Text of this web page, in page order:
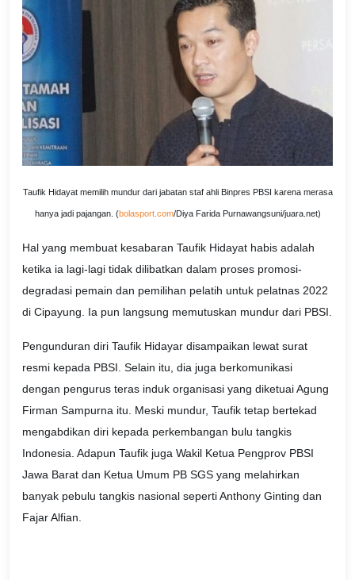
Taufik Hidayat memilih mundur dari jabatan staf ahli Binpres PBSI karena merasa
hanya jadi pajangan. (bolasport.com/Diya Farida Purnawangsuni/juara.net)
Hal yang membuat kesabaran Taufik Hidayat habis adalah
ketika ia lagi-lagi tidak dilibatkan dalam proses promosi-
degradasi pemain dan pemilihan pelatih untuk pelatnas 2022
di Cipayung. Ia pun langsung memutuskan mundur dari PBSI.
Pengunduran diri Taufik Hidayar disampaikan lewat surat
resmi kepada PBSI. Selain itu, dia juga berkomunikasi
dengan pengurus teras induk organisasi yang diketuai Agung
Firman Sampurna itu. Meski mundur, Taufik tetap bertekad
mengabdikan diri kepada perkembangan bulu tangkis
Indonesia. Adapun Taufik juga Wakil Ketua Pengprov PBSI
Jawa Barat dan Ketua Umum PB SGS yang melahirkan
banyak pebulu tangkis nasional seperti Anthony Ginting dan
Fajar Alfian.